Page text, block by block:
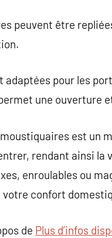
peuvent être
adaptées pour les
une ouverture
est un
rendant ainsi la
enroulables ou
votre confort
de Plus d’infos